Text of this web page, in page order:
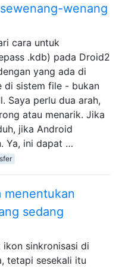
wenang
cara untuk
.kdb) pada Droid2
yang ada di
di sistem file - bukan
Saya perlu dua arah,
atau menarik. Jika
jika Android
Ya, ini dapat …
menentukan
sedang
ikon sinkronisasi di
tetapi sesekali itu